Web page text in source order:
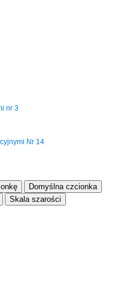
nr 3
Domyślna czcionka
Skala szarości